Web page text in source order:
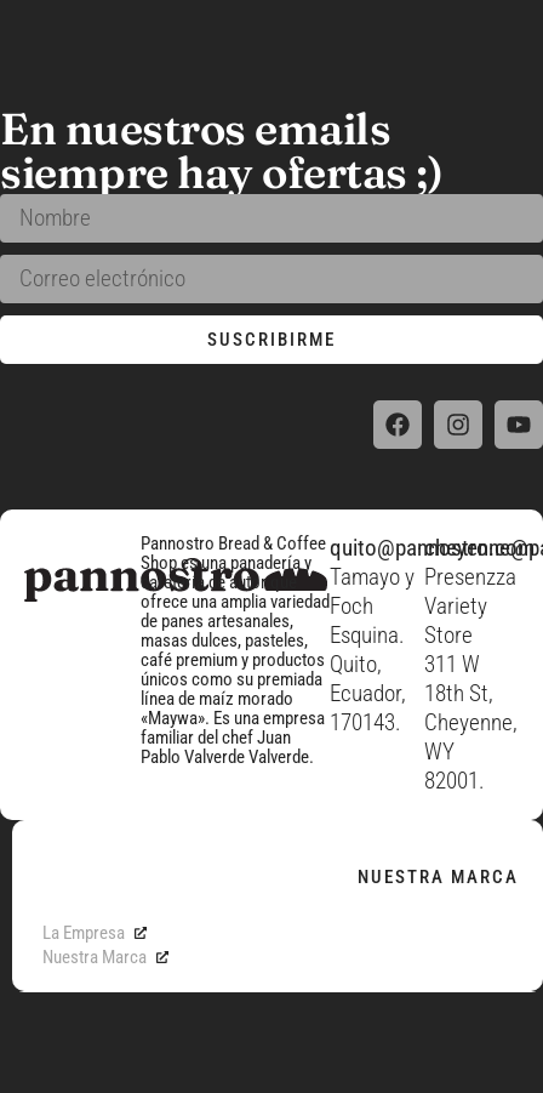
En nuestros emails
siempre hay ofertas ;)
SUSCRIBIRME
Pannostro Bread & Coffee
Shop es una panadería y
cafetería de autor que
ofrece una amplia variedad
de panes artesanales,
masas dulces, pasteles,
café premium y productos
únicos como su premiada
línea de maíz morado
«Maywa». Es una empresa
familiar del chef Juan
Pablo Valverde Valverde.
quito@pannostro.com
Tamayo y
Foch
Esquina.
Quito,
Ecuador,
170143.
Presenzza
Variety
Store
311 W
18th St,
Cheyenne,
WY
82001.
NUESTRA MARCA
La Empresa
Nuestra Marca